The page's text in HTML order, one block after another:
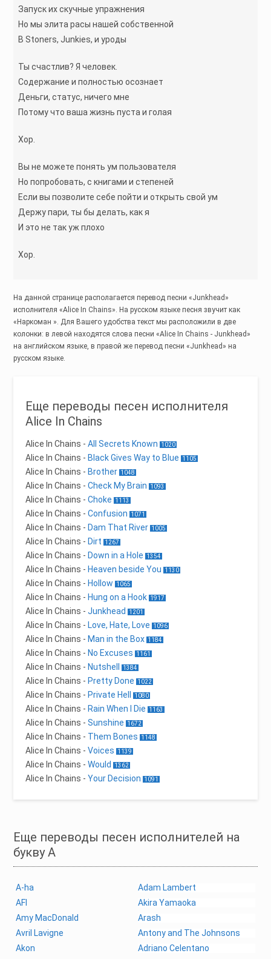
Запуск их скучные упражнения
Но мы элита расы нашей собственной
В Stoners, Junkies, и уроды
Ты счастлив? Я человек.
Содержание и полностью осознает
Деньги, статус, ничего мне
Потому что ваша жизнь пуста и голая
Хор.
Вы не можете понять ум пользователя
Но попробовать, с книгами и степеней
Если вы позволите себе пойти и открыть свой ум
Держу пари, ты бы делать, как я
И это не так уж плохо
Хор.
На данной странице располагается перевод песни «Junkhead»
исполнителя «Alice In Chains». На русском языке песня звучит как
«Наркоман ». Для Вашего удобства текст мы расположили в две
колонки: в левой находятся слова песни «Alice In Chains - Junkhead»
на английском языке, в правой же перевод песни «Junkhead» на
русском языке.
Еще переводы песен исполнителя
Alice In Chains
Alice In Chains -All Secrets Known 1020
Alice In Chains - Black Gives Way to Blue 1105
Alice In Chains - Brother 1048
Alice In Chains -Check My Brain 1093
Alice In Chains -Choke 1113
Alice In Chains -Confusion 1071
Alice In Chains - Dam That River 1005
Alice In Chains - Dirt 1267
Alice In Chains - Down in a Hole 1354
Alice In Chains - Heaven beside You 1130
Alice In Chains - Hollow 1065
Alice In Chains - Hung on a Hook 1917
Alice In Chains -Junkhead 1201
Alice In Chains - Love, Hate, Love 1096
Alice In Chains - Man in the Box 1184
Alice In Chains - No Excuses 1161
Alice In Chains - Nutshell 1384
Alice In Chains - Pretty Done 1022
Alice In Chains - Private Hell 1080
Alice In Chains - Rain When I Die 1163
Alice In Chains -Sunshine 1672
Alice In Chains - Them Bones 1148
Alice In Chains -Voices 1139
Alice In Chains -Would 1362
Alice In Chains -Your Decision 1091
Еще переводы песен исполнителей на
букву A
A-ha
Adam Lambert
AFI
Akira Yamaoka
Amy MacDonald
Arash
Avril Lavigne
Antony and The Johnsons
Akon
Adriano Celentano